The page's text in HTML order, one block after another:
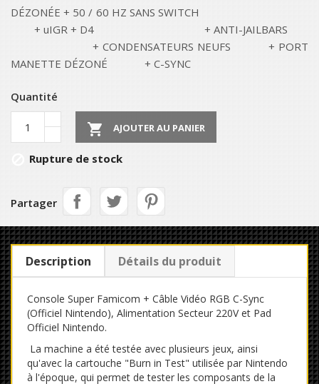
DÉZONÉE + 50 / 60 HZ SANS SWITCH
+ uIGR + D4 + ANTI-JAILBARS
+ CONDENSATEURS NEUFS + PORT
MANETTE DÉZONÉ + C-SYNC
Quantité
 AJOUTER AU PANIER
Rupture de stock
Partager
Description Détails du produit
Console Super Famicom + Câble Vidéo RGB C-Sync
(Officiel Nintendo), Alimentation Secteur 220V et Pad
Officiel Nintendo.
La machine a été testée avec plusieurs jeux, ainsi
qu'avec la cartouche "Burn in Test" utilisée par Nintendo
à l'époque, qui permet de tester les composants de la